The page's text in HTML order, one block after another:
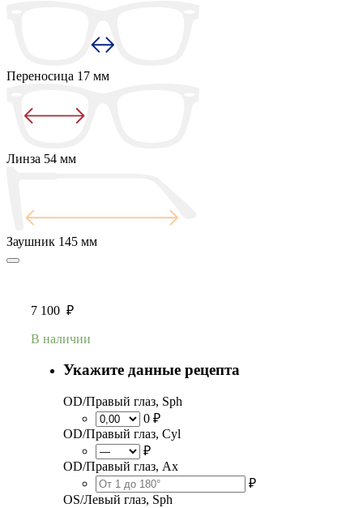
Переносица 17 мм
Линза 54 мм
Заушник 145 мм
7 100 ₽
В наличии
Укажите данные рецепта
OD/Правый глаз, Sph
0 ₽
OD/Правый глаз, Cyl
₽
OD/Правый глаз, Ax
₽
OS/Левый глаз, Sph